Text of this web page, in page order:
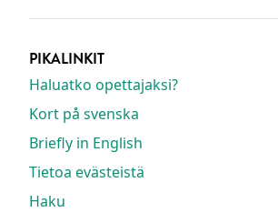
PIKALINKIT
Haluatko opettajaksi?
Kort på svenska
Briefly in English
Tietoa evästeistä
Haku